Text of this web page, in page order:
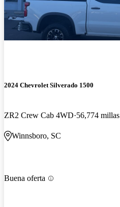
2024 Chevrolet Silverado 1500
ZR2 Crew Cab 4WD 56,774 millas
Winnsboro, SC
Buena oferta